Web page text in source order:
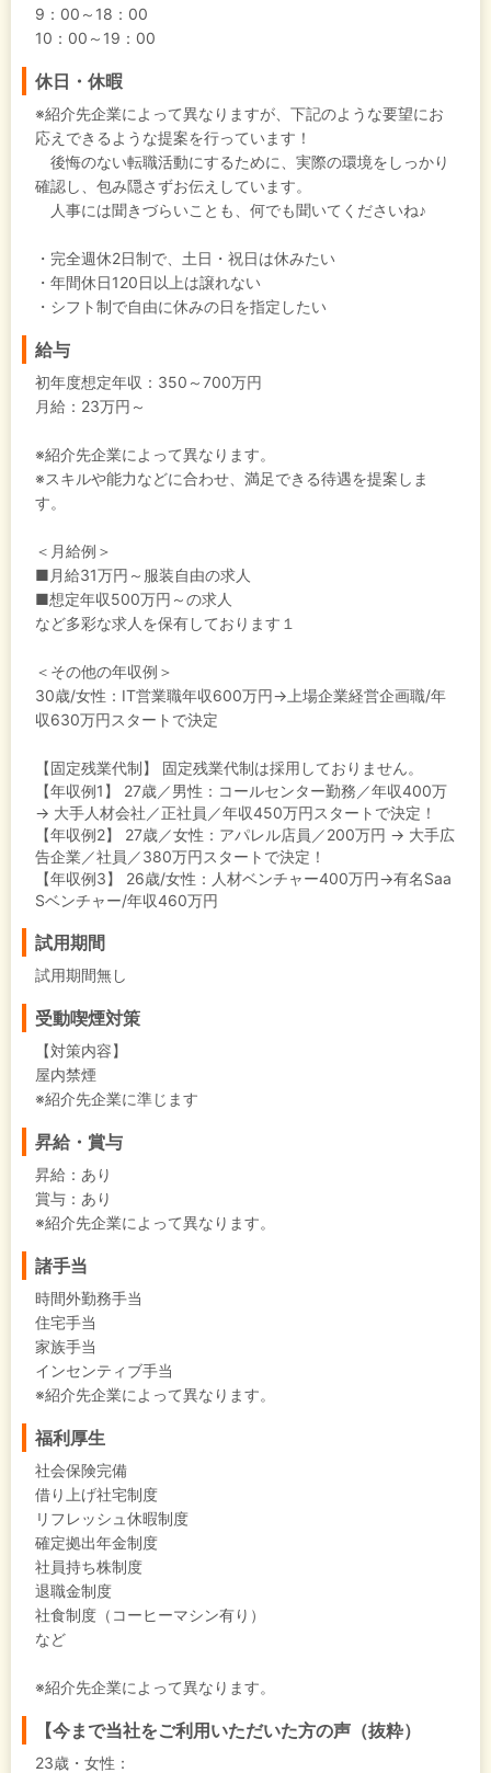
9：00～18：00
10：00～19：00
休日・休暇
※紹介先企業によって異なりますが、下記のような要望にお
応えできるような提案を行っています！
後悔のない転職活動にするために、実際の環境をしっかり
確認し、包み隠さずお伝えしています。
人事には聞きづらいことも、何でも聞いてくださいね♪
・完全週休2日制で、土日・祝日は休みたい
・年間休日120日以上は譲れない
・シフト制で自由に休みの日を指定したい
給与
初年度想定年収： 350～700万円
月給：23万円～
※紹介先企業によって異なります。
※スキルや能力などに合わせ、満足できる待遇を提案しま
す。
＜月給例＞
■月給31万円～服装自由の求人
■想定年収500万円～の求人
など多彩な求人を保有しております１
＜その他の年収例＞
30歳/女性：IT営業職年収600万円→上場企業経営企画職/年
収630万円スタートで決定
【固定残業代制】
固定残業代制は採用しておりません。
【年収例1】
27歳／男性：コールセンター勤務／年収400万
→ 大手人材会社／正社員／年収450万円スタートで決定！
【年収例2】
27歳／女性：アパレル店員／200万円 → 大手広
告企業／社員／380万円スタートで決定！
【年収例3】
26歳/女性：人材ベンチャー400万円→有名Saa
Sベンチャー/年収460万円
試用期間
試用期間無し
受動喫煙対策
【対策内容】
屋内禁煙
※紹介先企業に準じます
昇給・賞与
昇給：あり
賞与：あり
※紹介先企業によって異なります。
諸手当
時間外勤務手当
住宅手当
家族手当
インセンティブ手当
※紹介先企業によって異なります。
福利厚生
社会保険完備
借り上げ社宅制度
リフレッシュ休暇制度
確定拠出年金制度
社員持ち株制度
退職金制度
社食制度（コーヒーマシン有り）
など
※紹介先企業によって異なります。
【今まで当社をご利用いただいた方の声（抜粋）
23歳・女性：